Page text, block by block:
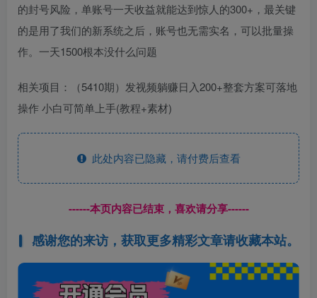
的封号风险，单账号一天收益就能达到惊人的300+，最关键
的是用了我们的新系统之后，账号也无需实名，可以批量操
作。一天1500根本没什么问题
相关项目：（5410期）发视频躺赚日入200+整套方案可落地
操作 小白可简单上手(教程+素材)
此处内容已隐藏，请付费后查看
------本页内容已结束，喜欢请分享------
感谢您的来访，获取更多精彩文章请收藏本站。